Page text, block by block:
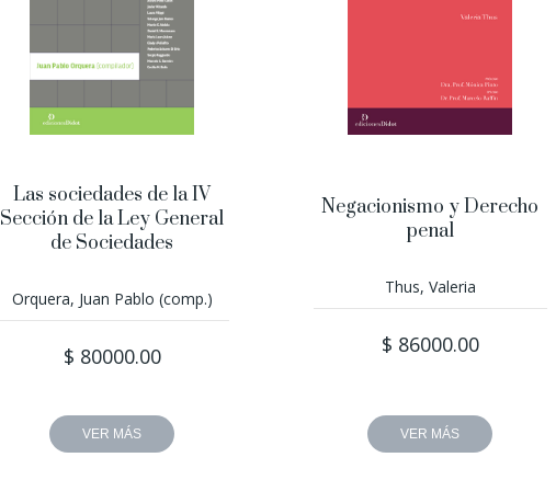
Las sociedades de la IV
Sección de la Ley General
de Sociedades
Orquera, Juan Pablo (comp.)
$ 80000.00
VER MÁS
Negacionismo y Derecho
penal
Thus, Valeria
$ 86000.00
VER MÁS